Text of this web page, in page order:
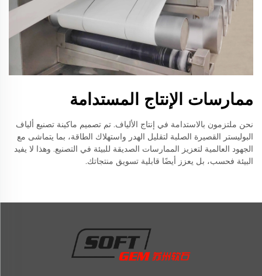
ممارسات الإنتاج المستدامة
نحن ملتزمون بالاستدامة في إنتاج الألياف. تم تصميم ماكينة تصنيع ألياف
البوليستر القصيرة الصلبة لتقليل الهدر واستهلاك الطاقة، بما يتماشى مع
الجهود العالمية لتعزيز الممارسات الصديقة للبيئة في التصنيع. وهذا لا يفيد
البيئة فحسب، بل يعزز أيضًا قابلية تسويق منتجاتك.